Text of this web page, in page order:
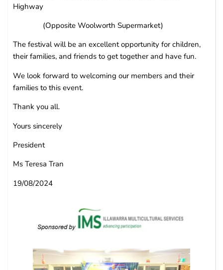
Highway
(Opposite Woolworth Supermarket)
The festival will be an excellent opportunity for children,
their families, and friends to get together and have fun.
We look forward to welcoming our members and their
families to this event.
Thank you all.
Yours sincerely
President
Ms Teresa Tran
19/08/2024